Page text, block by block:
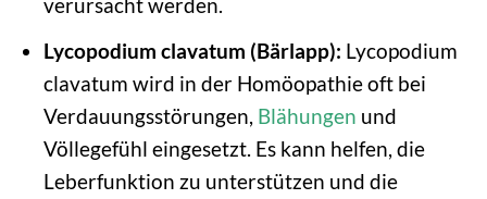
Lycopodium clavatum (Bärlapp): Lycopodium
clavatum wird in der Homöopathie oft bei
Verdauungsstörungen, Blähungen und
Völlegefühl eingesetzt. Es kann helfen, die
Leberfunktion zu unterstützen und die